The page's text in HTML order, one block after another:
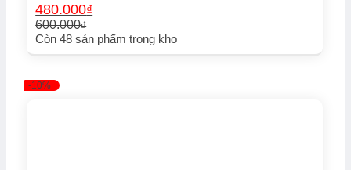
600.000₫
Giá
600.000₫.
480.000₫
Giá
là:
480.000₫.
Còn48 sản phẩm trong kho
-10%